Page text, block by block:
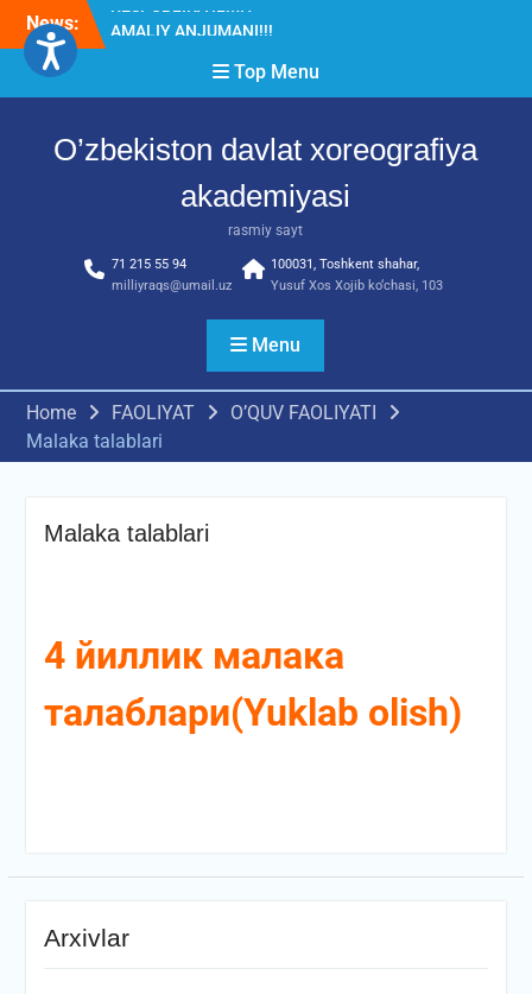
Skip
content
News:
Diqqat e’lon!
2026” tadbiri bo‘lib o‘tdi
Top Menu
O’zbekiston davlat xoreografiya
akademiyasi
rasmiy sayt
71 215 55 94
milliyraqs@umail.uz
100031, Toshkent shahar,
Yusuf Xos Xojib ko‘chasi, 103
Menu
Home FAOLIYAT
O’QUV FAOLIYATI
Malaka talablari
Malaka talablari
4 йиллик малака
талаблари(Yuklab olish)
Arxivlar